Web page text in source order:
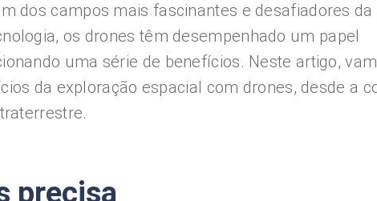
dos campos mais fascinantes e desafiadores da
os drones têm desempenhado um papel
uma série de benefícios. Neste artigo,
da exploração espacial com drones, desde a
precisa